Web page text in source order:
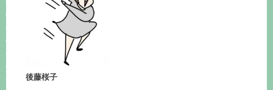
後藤桜子